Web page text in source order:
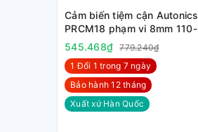
Cảm biến tiệm cận Autonics
PRCM18 phạm vi 8mm 110-
220VAC
545.468₫
779.240₫
1 Đổi 1 trong 7 ngày
Bảo hành 12 tháng
Xuất xứ Hàn Quốc